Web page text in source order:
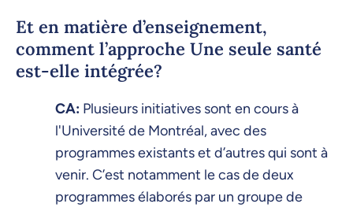
Et en matière d’enseignement,
comment l’approche Une seule santé
est-elle intégrée?
CA: Plusieurs initiatives sont en cours à
l'Université de Montréal, avec des
programmes existants et d’autres qui sont à
venir. C’est notamment le cas de deux
programmes élaborés par un groupe de